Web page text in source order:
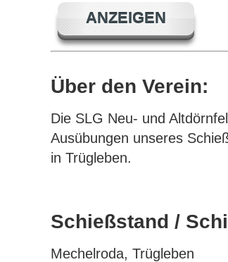
ANZEIGEN
Über den Verein:
Die SLG Neu- und
Ausübungen unseres
in Trügleben.
Schießstand /
Mechelroda, Trügleben